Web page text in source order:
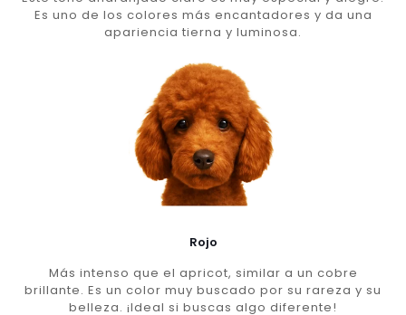
Es uno de los colores más encantadores y da una
apariencia tierna y luminosa.
Rojo
Más intenso que el apricot, similar a un cobre
brillante. Es un color muy buscado por su rareza y su
belleza. ¡Ideal si buscas algo diferente!